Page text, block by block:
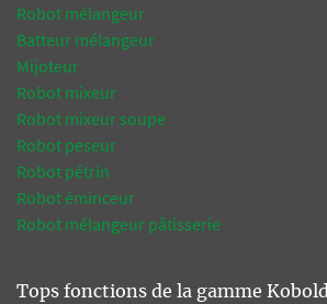
Robot mélangeur
Batteur mélangeur
Mijoteur
Robot mixeur
Robot mixeur soupe
Robot peseur
Robot pétrin
Robot éminceur
Robot mélangeur pâtisserie
Tops fonctions de la gamme Kobold